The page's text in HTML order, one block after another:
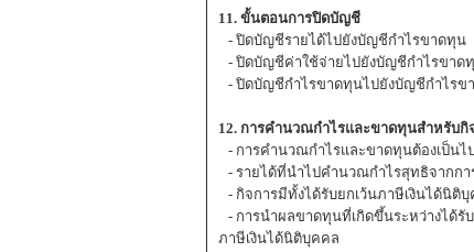
11. ขั้นตอนการปิดบัญชี
- ปิดบัญชีรายได้ไปยังบัญชีกำไรขาดทุน
- ปิดบัญชีค่าใช้จ่ายไปยังบัญชีกำไรขาด
- ปิดบัญชีกำไรขาดทุนไปยังบัญชีกำไรข
12. การคำนวณกำไรและขาดทุนสำหรับกิ
- การคำนวณกำไรและขาดทุนต้องเป็น
- รายได้ที่นำไปคำนวณกำไรสุทธิจากกา
- กิจการมีทั้งได้รับยกเว้นภาษีเงินได้นิติ
- การนำผลขาดทุนที่เกิดขึ้นระหว่างได้รั
ภาษีเงินได้นิติบุคคล